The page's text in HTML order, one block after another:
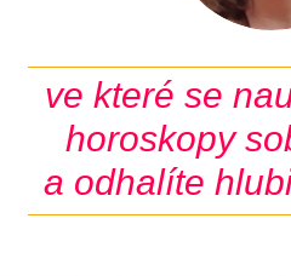
ve které se
horoskopy
a odhalíte